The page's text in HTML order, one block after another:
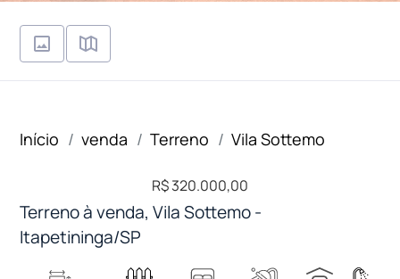
Início venda Terreno Vila Sottemo
R$ 320.000,00
Terreno à venda, Vila Sottemo -
Itapetininga/SP